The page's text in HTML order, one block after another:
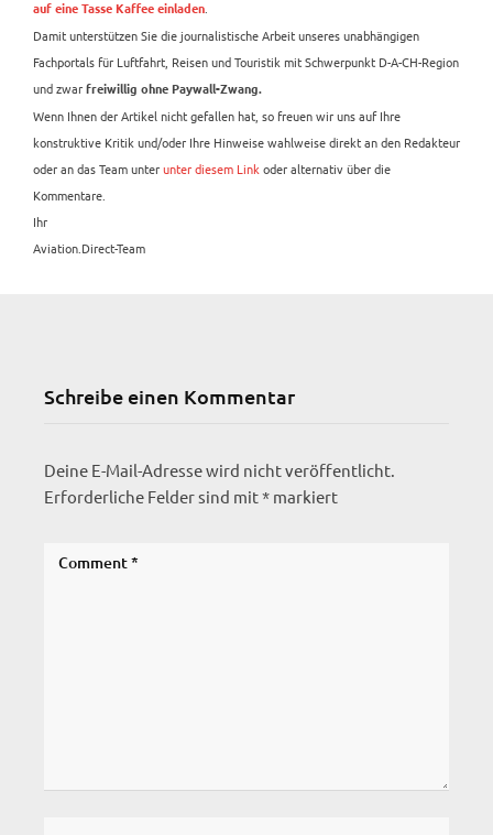
auf eine Tasse Kaffee einladen
Damit unterstützen Sie die journalistische Arbeit unseres unabhängigen
Fachportals für Luftfahrt, Reisen und Touristik mit Schwerpunkt D-A-CH-Region
und zwar freiwillig ohne Paywall-Zwang.
Wenn Ihnen der Artikel nicht gefallen hat, so freuen wir uns auf Ihre
konstruktive Kritik und/oder Ihre Hinweise wahlweise direkt an den Redakteur
oder an das Team unterunter diesem Link oder alternativ über die
Kommentare.
Ihr
Aviation.Direct-Team
Schreibe einen Kommentar
Deine E-Mail-Adresse wird nicht veröffentlicht.
Erforderliche Felder sind mit* markiert